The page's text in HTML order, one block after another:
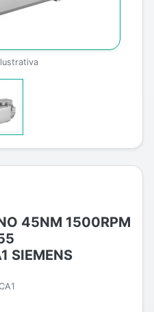
45NM 1500RPM
SIEMENS